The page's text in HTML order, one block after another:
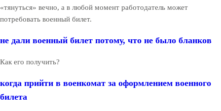
«тянуться» вечно, а в любой момент работодатель может
потребовать военный билет.
не дали военный билет потому, что не было бланков
Как его получить?
когда прийти в военкомат за оформлением военного
билета